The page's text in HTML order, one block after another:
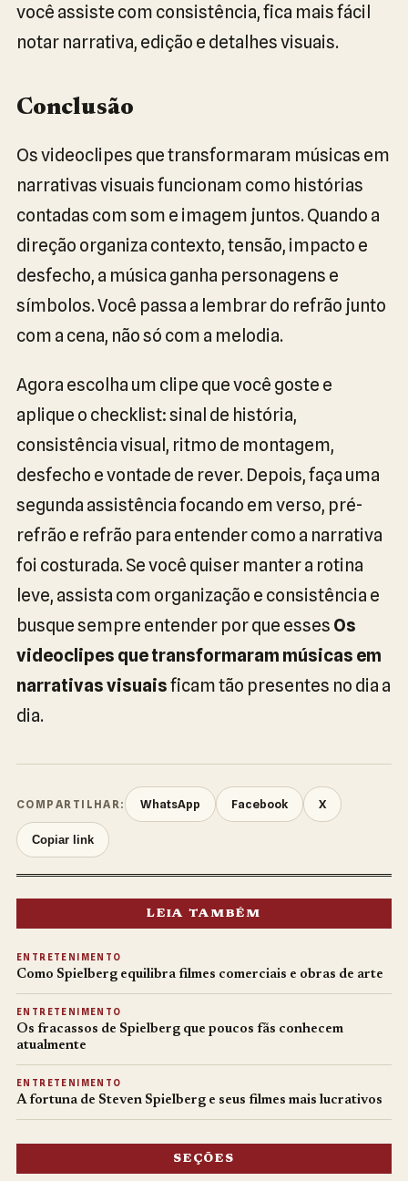
você assiste com consistência, fica mais fácil
notar narrativa, edição e detalhes visuais.
Conclusão
Os videoclipes que transformaram músicas em
narrativas visuais funcionam como histórias
contadas com som e imagem juntos. Quando a
direção organiza contexto, tensão, impacto e
desfecho, a música ganha personagens e
símbolos. Você passa a lembrar do refrão junto
com a cena, não só com a melodia.
Agora escolha um clipe que você goste e
aplique o checklist: sinal de história,
consistência visual, ritmo de montagem,
desfecho e vontade de rever. Depois, faça uma
segunda assistência focando em verso, pré-
refrão e refrão para entender como a narrativa
foi costurada. Se você quiser manter a rotina
leve, assista com organização e consistência e
busque sempre entender por que esses Os
videoclipes que transformaram músicas em
narrativas visuaisficam tão presentes no dia a
dia.
COMPARTILHAR: WhatsApp Facebook X
Copiar link
LEIA TAMBÉM
ENTRETENIMENTO
Como Spielberg equilibra filmes comerciais e obras de arte
ENTRETENIMENTO
Os fracassos de Spielberg que poucos fãs conhecem
atualmente
ENTRETENIMENTO
A fortuna de Steven Spielberg e seus filmes mais lucrativos
SEÇÕES